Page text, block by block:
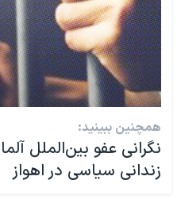
همچنین ببینید:
زندانی سیاسی در اهواز